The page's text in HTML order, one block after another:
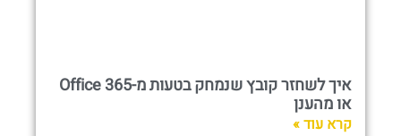
איך לשחזר קובץ שנמחק בטעות מ-Office 365
או מהענן
קרא עוד »